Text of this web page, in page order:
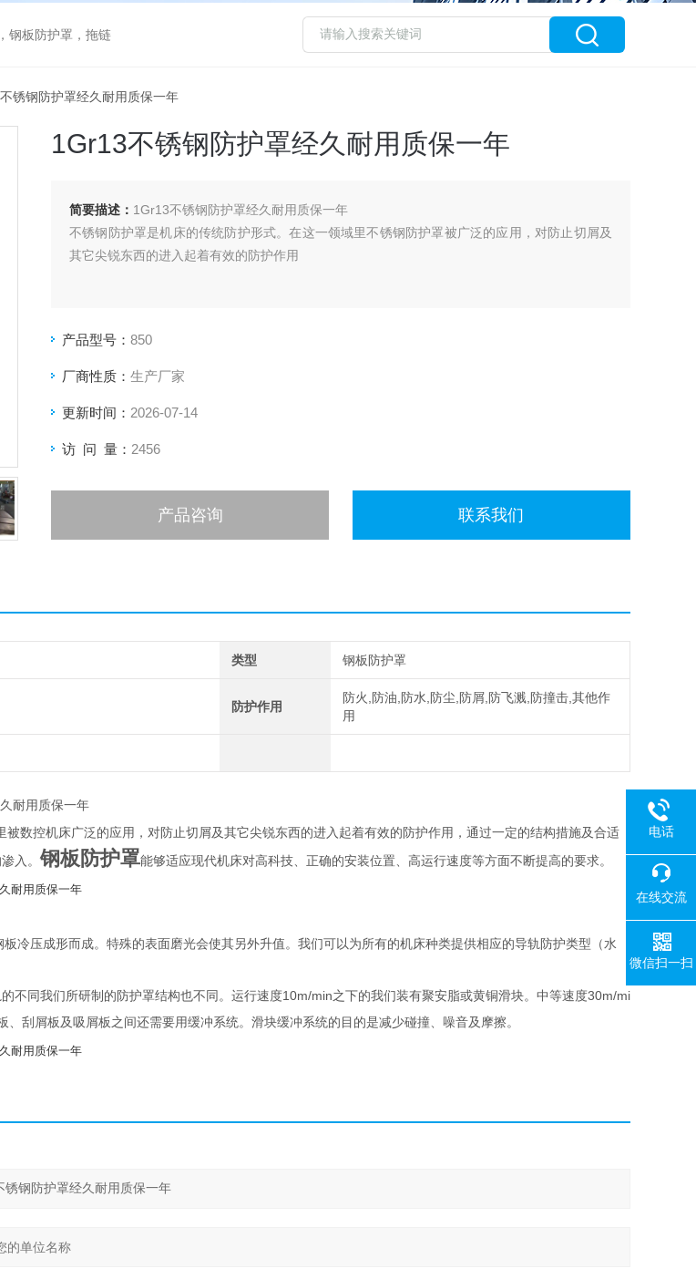
钢板防护罩，拖链
锈钢防护罩经久耐用质保一年
1Gr13不锈钢防护罩经久耐用质保一年
简要描述： 1Gr13不锈钢防护罩经久耐用质保一年
不锈钢防护罩是机床的传统防护形式。在这一领域里不锈钢防护罩被广泛的应用，对防止切屑及
其它尖锐东西的进入起着有效的防护作用
产品型号： 850
厂商性质： 生产厂家
更新时间： 2026-07-14
访 问 量： 2456
产品咨询 联系我们
类型 钢板防护罩
防护作用
防火,防油,防水,防尘,防屑,防飞溅,防撞击,其他作
用
耐用质保一年
被数控机床广泛的应用，对防止切屑及其它尖锐东西的进入起着有效的防护作用，通过一定的结构措施及合适
入。钢板防护罩能够适应现代机床对高科技、正确的安装位置、高运行速度等方面不断提高的要求。
耐用质保一年
板冷压成形而成。特殊的表面磨光会使其另外升值。我们可以为所有的机床种类提供相应的导轨防护类型（水
不同我们所研制的防护罩结构也不同。运行速度10m/min之下的我们装有聚安脂或黄铜滑块。中等速度30m/mi
、刮屑板及吸屑板之间还需要用缓冲系统。滑块缓冲系统的目的是减少碰撞、噪音及摩擦。
耐用质保一年
电话
在线交流
微信扫一扫